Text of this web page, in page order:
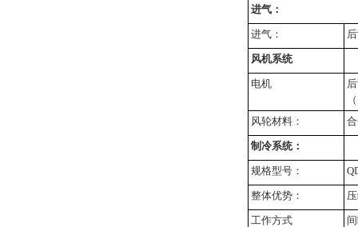
进气：
进气：
风机系统
电机
风轮材料：
制冷系统：
规格型号：
整体优势：
工作方式